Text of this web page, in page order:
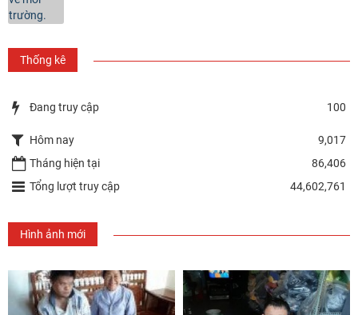
Thống kê
Đang truy cập 100
Hôm nay
9,017
Tháng hiện tại
86,406
Tổng lượt truy cập
44,602,761
Hình ảnh mới